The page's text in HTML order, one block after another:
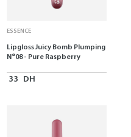
ESSENCE
Lipgloss Juicy Bomb Plumping
N°08 - Pure Raspberry
33 DH